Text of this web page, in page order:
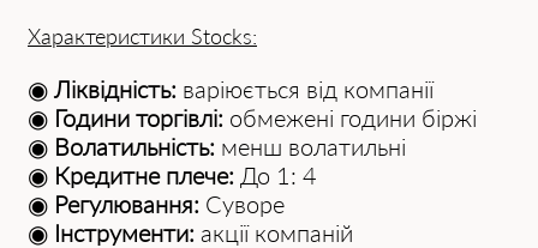
Хaрaктеристики Stocks:
◉ Ліквідність: варіюється від компанії
◉ Години торгівлі: обмежені години біржі
◉ Волатильність: менш волатильні
◉ Кредитне плече: До 1: 4
◉ Регулювання: Суворе
◉ Інструменти: акції компаній